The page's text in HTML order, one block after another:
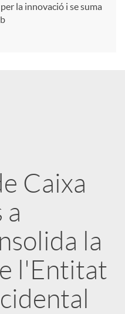
la innovació i se suma
Caixa
a
la
l'Entitat